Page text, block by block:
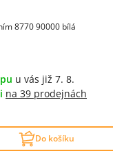
8770 90000 bílá
u vás již 7. 8.
na 39 prodejnách
Do košíku